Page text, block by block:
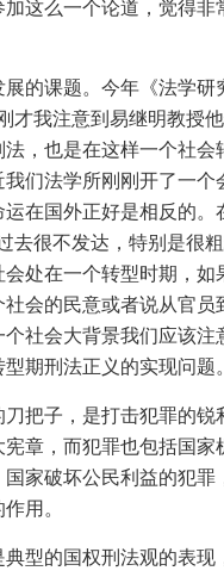
这么一个论道，觉得
的课题。今年《法学
才我注意到易继明教授
，也是在这样一个社
们法学所刚刚开了一
运在国外正好是相反的
去很不发达，特别是很
处在一个转型时期，
会的民意或者说从官
社会大背景我们应该
期刑法正义的实现问题。
把子，是打击犯罪的
章，而犯罪也包括国
家破坏公民利益的犯
用。
型的国权刑法观的表